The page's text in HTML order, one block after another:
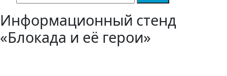
Информационный стенд
«Блокада и её герои»